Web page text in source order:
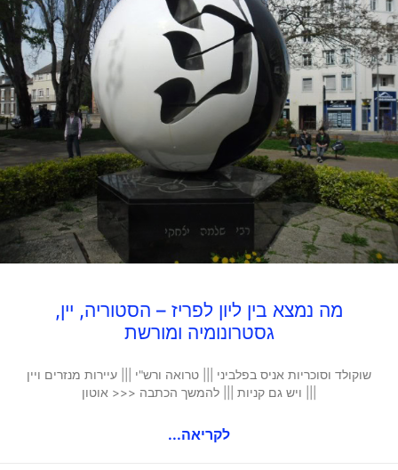
מה נמצא בין ליון לפריז – הסטוריה, יין,
גסטרונומיה ומורשת
שוקולד וסוכריות אניס בפלביני ||| טרואה ורש"י ||| עיירות מנזרים ויין
||| ויש גם קניות ||| להמשך הכתבה <<< אוטון
לקריאה...